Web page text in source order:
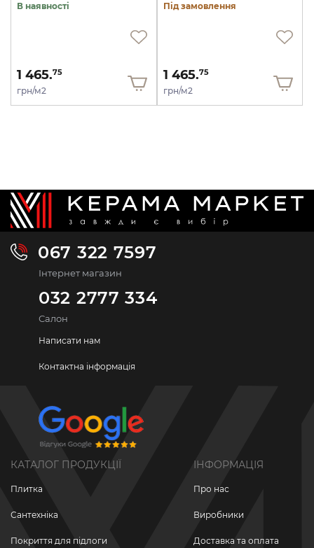
В наявності
1 465.75
грн/м2
Під замовлення
1 465.75
грн/м2
067 322 7597
Інтернет магазин
032 2777 334
Салон
Написати нам
Контактна інформація
КАТАЛОГ ПРОДУКЦІЇ
Плитка
Сантехніка
Покриття для підлоги
ІНФОРМАЦІЯ
Про нас
Виробники
Доставка та оплата